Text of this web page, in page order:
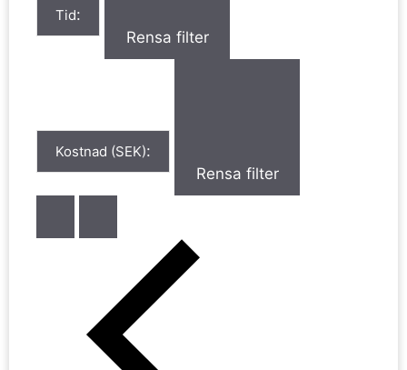
Tid:
Rensa filter
Kostnad (SEK):
Rensa filter